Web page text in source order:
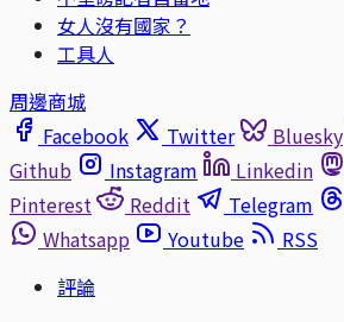
女人沒有國家？
工具人
周邊商城
Facebook
Twitter Bluesky
Github
Instagram Linkedin
Pinterest
Reddit Telegram
Whatsapp
Youtube
RSS
評論